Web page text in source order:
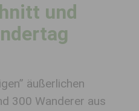
und
äußerlichen
300 Wanderer aus